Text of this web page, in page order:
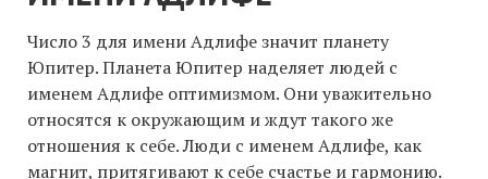
Число 3 для имени Адлифе значит планету
Юпитер. Планета Юпитер наделяет людей с
именем Адлифе оптимизмом. Они уважительно
относятся к окружающим и ждут такого же
отношения к себе. Люди с именем Адлифе, как
магнит, притягивают к себе счастье и гармонию.